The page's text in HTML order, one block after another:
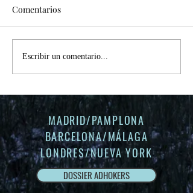
Nuevo KONA con Llave Digital
nos sumergimos en el
emocionante universo...
Comentarios
Escribir un comentario...
MADRID/PAMPLONA
BARCELONA/MÁLAGA
LONDRES/NUEVA YORK
DOSSIER ADHOKERS